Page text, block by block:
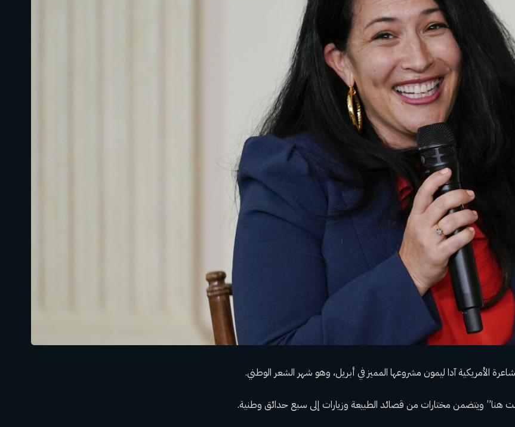
الأمريكية آدا ليمون مشروعها المميز في أبريل، وهو شهر الشعر الوطني.
هنا” ويتضمن مختارات من قصائد الطبيعة وزيارات إلى سبع حدائق وطنية.